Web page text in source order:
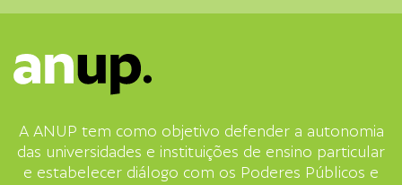
A ANUP tem como objetivo defender a autonomia
das universidades e instituições de ensino particular
e estabelecer diálogo com os Poderes Públicos e